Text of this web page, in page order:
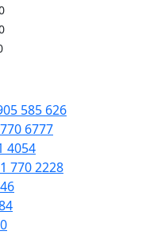
585 626
6777
4054
770 2228